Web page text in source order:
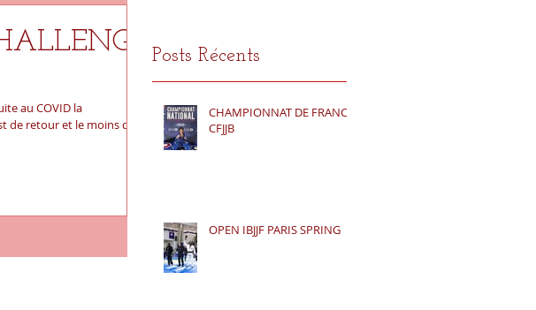
retour et le moins que
Posts Récents
CHAMPIONNAT DE FRANCE
CFJJB
OPEN IBJJF PARIS SPRING